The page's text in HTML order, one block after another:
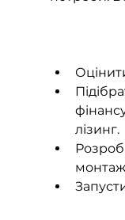
лізинг.